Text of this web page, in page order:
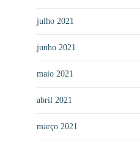
julho 2021
junho 2021
maio 2021
abril 2021
março 2021